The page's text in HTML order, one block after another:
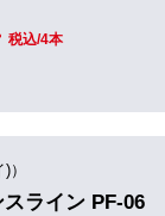
税込/4本
）
ライン PF-06